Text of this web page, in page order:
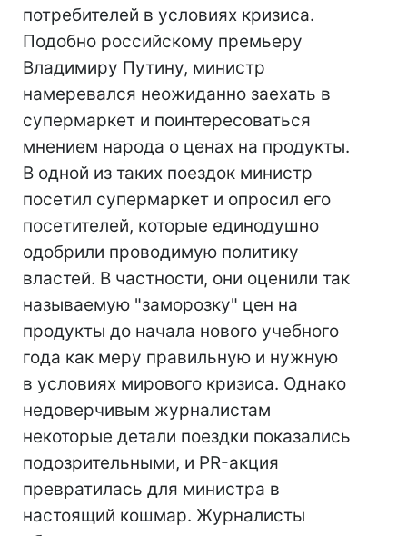
потребителей в условиях кризиса.
Подобно российскому премьеру
Владимиру Путину, министр
намеревался неожиданно заехать в
супермаркет и поинтересоваться
мнением народа о ценах на продукты.
В одной из таких поездок министр
посетил супермаркет и опросил его
посетителей, которые единодушно
одобрили проводимую политику
властей. В частности, они оценили так
называемую "заморозку" цен на
продукты до начала нового учебного
года как меру правильную и нужную
в условиях мирового кризиса. Однако
недоверчивым журналистам
некоторые детали поездки показались
подозрительными, и PR-акция
превратилась для министра в
настоящий кошмар. Журналисты